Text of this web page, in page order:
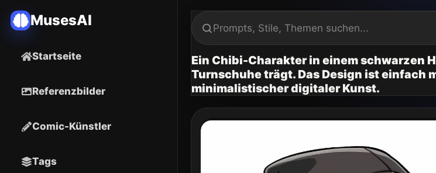
MusesAI
Startseite
Referenzbilder
Comic-Künstler
Tags
Ein Chibi-Charakter in einem schwarzen
Turnschuhe trägt. Das Design ist einfach
minimalistischer digitaler Kunst.